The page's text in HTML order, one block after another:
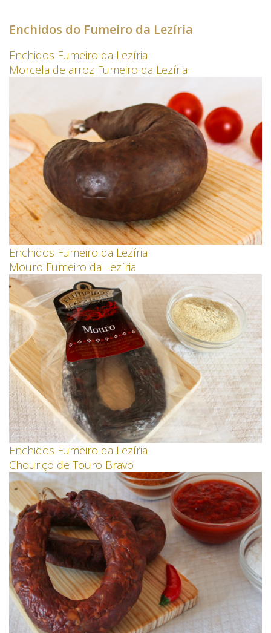
Enchidos do Fumeiro da Lezíria
Enchidos Fumeiro da Lezíria
Morcela de arroz Fumeiro da Lezíria
Enchidos Fumeiro da Lezíria
Mouro Fumeiro da Lezíria
Enchidos Fumeiro da Lezíria
Chouriço de Touro Bravo